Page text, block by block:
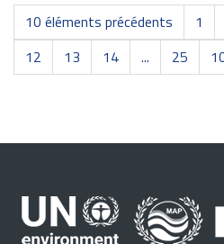
10 éléments précédents 1
12
13 14 ... 25